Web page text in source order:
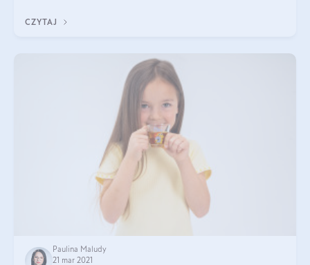
CZYTAJ
Paulina Maludy
21 mar 2021